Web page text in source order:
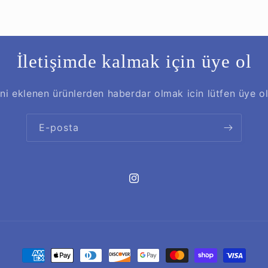
İletişimde kalmak için üye ol
eklenen ürünlerden haberdar olmak icin lütfen üye
E-posta
Instagram
Ödeme